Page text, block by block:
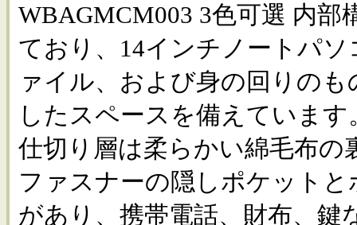
WBAGMCM003 3色可選 内部
ており、14インチノートパソ
ァイル、および身の回りの
したスペースを備えています
仕切り層は柔らかい綿毛布の
ファスナーの隠しポケットと
があり、携帯電話、財布、鍵